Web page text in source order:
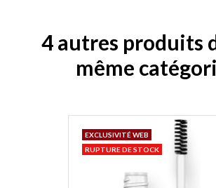
4 autres produits
même
EXCLUSIVITÉ WEB
RUPTURE DE STOCK